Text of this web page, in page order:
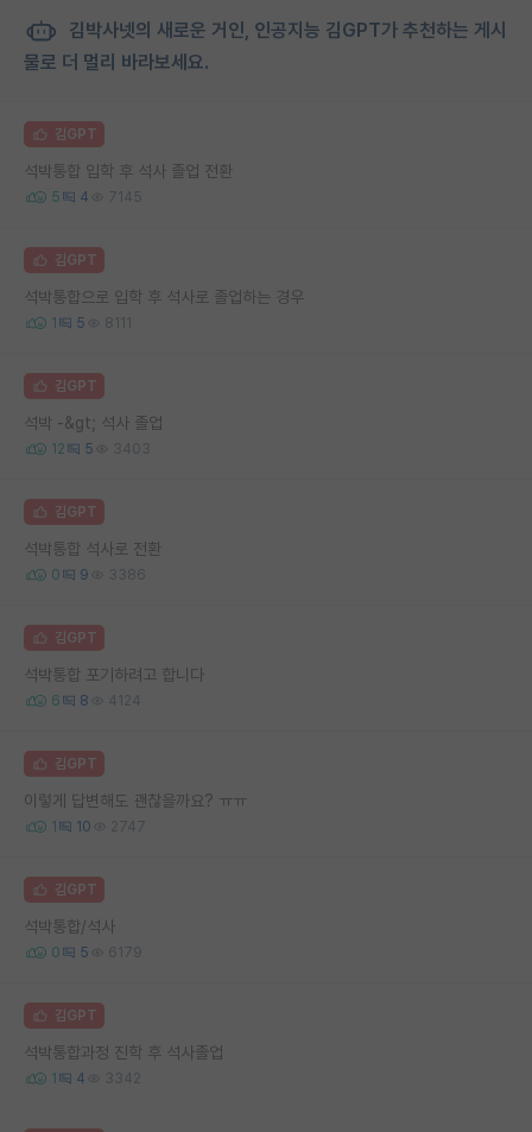
김박사넷의 새로운 거인, 인공지능 김GPT가 추천하는 게시
물로 더 멀리 바라보세요.
김GPT
석박통합 입학 후 석사 졸업 전환
5 4 7145
김GPT
석박통합으로 입학 후 석사로 졸업하는 경우
1 5 8111
김GPT
석박 -&gt; 석사 졸업
12 5 3403
김GPT
석박통합 석사로 전환
0 9 3386
김GPT
석박통합 포기하려고 합니다
6 8 4124
김GPT
이렇게 답변해도 괜찮을까요? ㅠㅠ
1 10 2747
김GPT
석박통합/석사
0 5 6179
김GPT
석박통합과정 진학 후 석사졸업
1 4 3342